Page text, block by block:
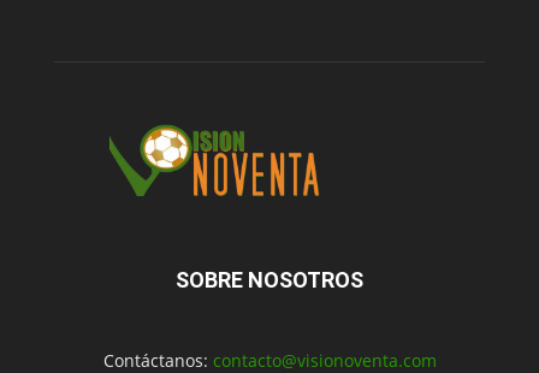
SOBRE NOSOTROS
Contáctanos: contacto@visionoventa.com